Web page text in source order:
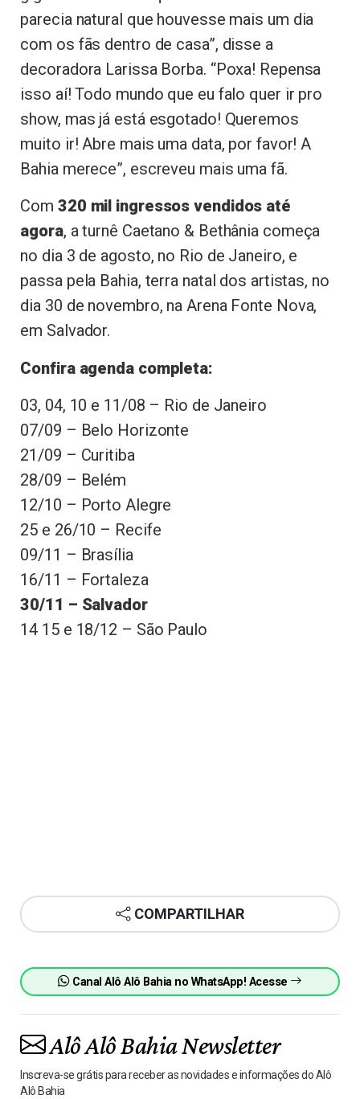
parecia natural que houvesse mais um dia
com os fãs dentro de casa”, disse a
decoradora Larissa Borba. “Poxa! Repensa
isso aí! Todo mundo que eu falo quer ir pro
show, mas já está esgotado! Queremos
muito ir! Abre mais uma data, por favor! A
Bahia merece”, escreveu mais uma fã.
Com 320 mil ingressos vendidos até
agora, a turnê Caetano & Bethânia começa
no dia 3 de agosto, no Rio de Janeiro, e
passa pela Bahia, terra natal dos artistas, no
dia 30 de novembro, na Arena Fonte Nova,
em Salvador.
Confira agenda completa:
03, 04, 10 e 11/08 – Rio de Janeiro
07/09 – Belo Horizonte
21/09 – Curitiba
28/09 – Belém
12/10 – Porto Alegre
25 e 26/10 – Recife
09/11 – Brasília
16/11 – Fortaleza
30/11 – Salvador
14 15 e 18/12 – São Paulo
COMPARTILHAR
Canal Alô Alô Bahia no WhatsApp! Acesse
Alô Alô Bahia Newsletter
Inscreva-se grátis para receber as novidades e informações do Alô
Alô Bahia